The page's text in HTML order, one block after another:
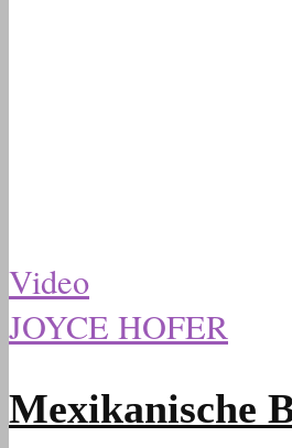
Video
JOYCE HOFER
Mexikanische